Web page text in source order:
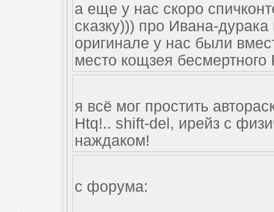
а еще у нас скоро
сказку))) про Ивана-
оригинале у нас были
место кощзея
я всё мог простить
Htq!.. shift-del, ирейз с
наждаком!
с форума: